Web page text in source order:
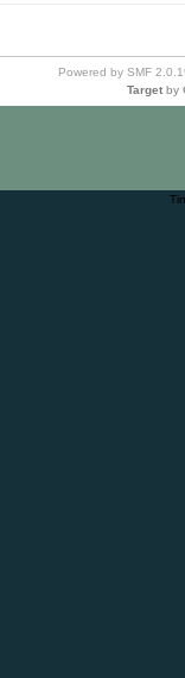
Powered by SMF
Target by